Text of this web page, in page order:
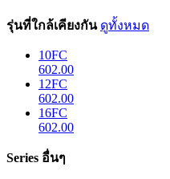
รุ่นที่ใกล้เคียงกัน ดูทั้งหมด
10FC
602.00
12FC
602.00
16FC
602.00
Series อื่นๆ